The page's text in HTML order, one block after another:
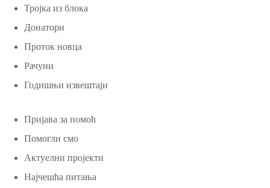
Тројка из блока
Донатори
Проток новца
Рачуни
Годишњи извештаји
Пријава за помоћ
Помогли смо
Актуелни пројекти
Најчешћа питања